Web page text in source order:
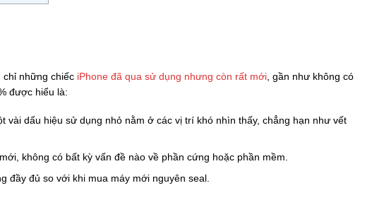
chỉ những chiếc iPhone đã qua sử dụng nhưng còn rất mới , gần như không có
được hiểu là:
vài dấu hiệu sử dụng nhỏ nằm ở các vị trí khó nhìn thấy, chẳng hạn như vết
không có bất kỳ vấn đề nào về phần cứng hoặc phần mềm.
đầy đủ so với khi mua máy mới nguyên seal.